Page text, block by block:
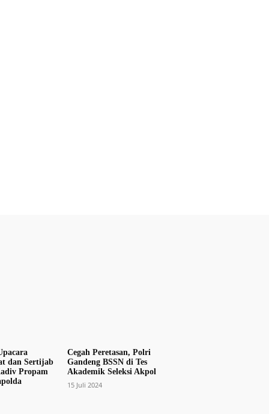
dan Sertijab
Propam
Cegah Peretasan, Polri
Gandeng BSSN di Tes
Akademik Seleksi Akpol
15 Juli 2024